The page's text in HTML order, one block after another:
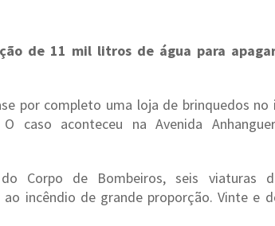
de 11 mil litros de água para
por completo uma loja de brinquedos
caso aconteceu na Avenida
Corpo de Bombeiros, seis viaturas
incêndio de grande proporção. Vinte e